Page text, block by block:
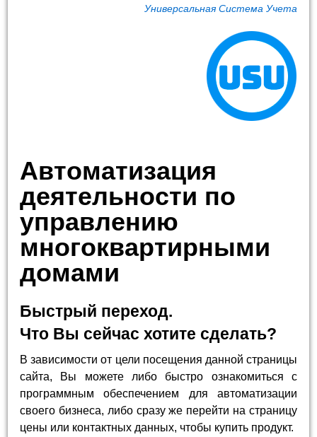
Универсальная Система Учета
Автоматизация
деятельности по
управлению
многоквартирными
домами
Быстрый переход.
Что Вы сейчас хотите сделать?
В зависимости от цели посещения данной страницы
сайта, Вы можете либо быстро ознакомиться с
программным обеспечением для автоматизации
своего бизнеса, либо сразу же перейти на страницу
цены или контактных данных, чтобы купить продукт.